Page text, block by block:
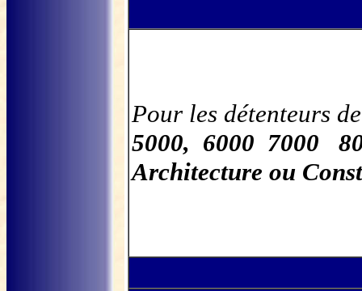
Pour les détenteurs
5000, 6000 7000
Architecture ou